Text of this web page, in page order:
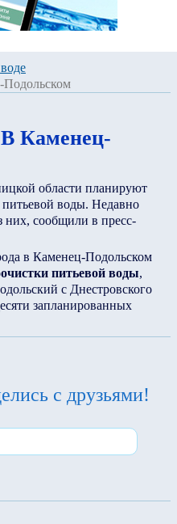
Каменец-
области планируют
питьевой воды. Недавно
них, сообщили в пресс-
в Каменец-Подольском
питьевой воды,
с Днестровского
запланированных
с друзьями!